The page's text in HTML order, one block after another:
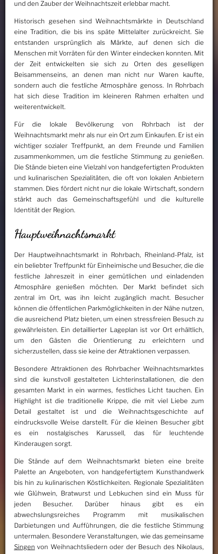
und den Zauber der Weihnachtszeit erlebbar macht.
Historisch gesehen sind Weihnachtsmärkte in Deutschland
eine Tradition, die bis ins späte Mittelalter zurückreicht. Sie
entstanden ursprünglich als Märkte, auf denen sich die
Menschen mit Vorräten für den Winter eindecken konnten. Mit
der Zeit entwickelten sie sich zu Orten des geselligen
Beisammenseins, an denen man nicht nur Waren kaufte,
sondern auch die festliche Atmosphäre genoss. In Rohrbach
hat sich diese Tradition im kleineren Rahmen erhalten und
weiterentwickelt.
Für die lokale Bevölkerung von Rohrbach ist der
Weihnachtsmarkt mehr als nur ein Ort zum Einkaufen. Er ist ein
wichtiger sozialer Treffpunkt, an dem Freunde und Familien
zusammenkommen, um die festliche Stimmung zu genießen.
Die Stände bieten eine Vielzahl von handgefertigten Produkten
und kulinarischen Spezialitäten, die oft von lokalen Anbietern
stammen. Dies fördert nicht nur die lokale Wirtschaft, sondern
stärkt auch das Gemeinschaftsgefühl und die kulturelle
Identität der Region.
Hauptweihnachtsmarkt
Der Hauptweihnachtsmarkt in Rohrbach, Rheinland-Pfalz, ist
ein beliebter Treffpunkt für Einheimische und Besucher, die die
festliche Jahreszeit in einer gemütlichen und einladenden
Atmosphäre genießen möchten. Der Markt befindet sich
zentral im Ort, was ihn leicht zugänglich macht. Besucher
können die öffentlichen Parkmöglichkeiten in der Nähe nutzen,
die ausreichend Platz bieten, um einen stressfreien Besuch zu
gewährleisten. Ein detaillierter Lageplan ist vor Ort erhältlich,
um den Gästen die Orientierung zu erleichtern und
sicherzustellen, dass sie keine der Attraktionen verpassen.
Besondere Attraktionen des Rohrbacher Weihnachtsmarktes
sind die kunstvoll gestalteten Lichterinstallationen, die den
gesamten Markt in ein warmes, festliches Licht tauchen. Ein
Highlight ist die traditionelle Krippe, die mit viel Liebe zum
Detail gestaltet ist und die Weihnachtsgeschichte auf
eindrucksvolle Weise darstellt. Für die kleinen Besucher gibt
es ein nostalgisches Karussell, das für leuchtende
Kinderaugen sorgt.
Die Stände auf dem Weihnachtsmarkt bieten eine breite
Palette an Angeboten, von handgefertigtem Kunsthandwerk
bis hin zu kulinarischen Köstlichkeiten. Regionale Spezialitäten
wie Glühwein, Bratwurst und Lebkuchen sind ein Muss für
jeden Besucher. Darüber hinaus gibt es ein
abwechslungsreiches Programm mit musikalischen
Darbietungen und Aufführungen, die die festliche Stimmung
untermalen. Besondere Veranstaltungen, wie das gemeinsame
Singen von Weihnachtsliedern oder der Besuch des Nikolaus,